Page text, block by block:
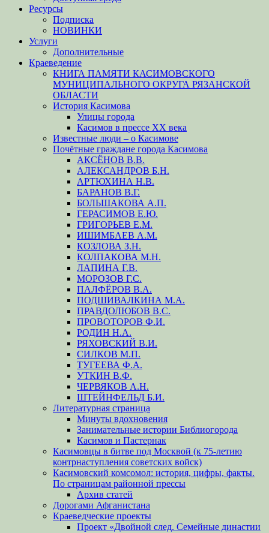
Ресурсы
Подписка
НОВИНКИ
Услуги
Дополнительные
Краеведение
КНИГА ПАМЯТИ КАСИМОВСКОГО
МУНИЦИПАЛЬНОГО ОКРУГА РЯЗАНСКОЙ
ОБЛАСТИ
История Касимова
Улицы города
Касимов в прессе XX века
Известные люди – о Касимове
Почётные граждане города Касимова
АКСЁНОВ В.В.
АЛЕКСАНДРОВ Б.Н.
АРТЮХИНА Н.В.
БАРАНОВ В.Г.
БОЛЬШАКОВА А.П.
ГЕРАСИМОВ Е.Ю.
ГРИГОРЬЕВ Е.М.
ИШИМБАЕВ А.М.
КОЗЛОВА З.Н.
КОЛПАКОВА М.Н.
ЛАПИНА Г.В.
МОРОЗОВ Г.С.
ПАЛФЁРОВ В.А.
ПОДШИВАЛКИНА М.А.
ПРАВДОЛЮБОВ В.С.
ПРОВОТОРОВ Ф.И.
РОДИН Н.А.
РЯХОВСКИЙ В.И.
СИЛКОВ М.П.
ТУГЕЕВА Ф.А.
УТКИН В.Ф.
ЧЕРВЯКОВ А.Н.
ШТЕЙНФЕЛЬД Б.И.
Литературная страница
Минуты вдохновения
Занимательные истории Библиогорода
Касимов и Пастернак
Касимовцы в битве под Москвой (к 75-летию
контрнаступления советских войск)
Касимовский комсомол: история, цифры, факты.
По страницам районной прессы
Архив статей
Дорогами Афганистана
Краеведческие проекты
Проект «Двойной след. Семейные династии